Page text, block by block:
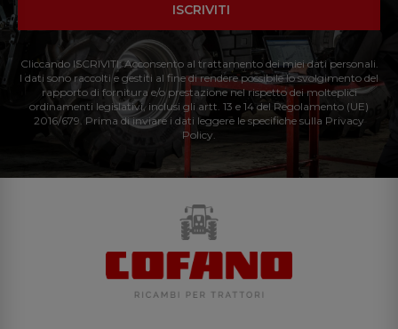
ISCRIVITI
Cliccando ISCRIVITI: Acconsento al trattamento dei miei dati personali.
I dati sono raccolti e gestiti al fine di rendere possibile lo svolgimento del
rapporto di fornitura e/o prestazione nel rispetto dei molteplici
ordinamenti legislativi, inclusi gli artt. 13 e 14 del Regolamento (UE)
2016/679. Prima di inviare i dati leggere le specifiche sulla Privacy
Policy.